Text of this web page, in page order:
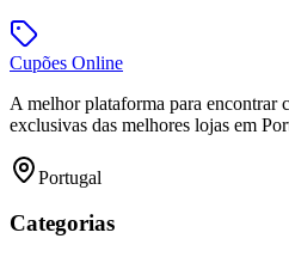
Cupões Online
A melhor plataforma para encontrar
exclusivas das melhores lojas em
Portugal
Categorias